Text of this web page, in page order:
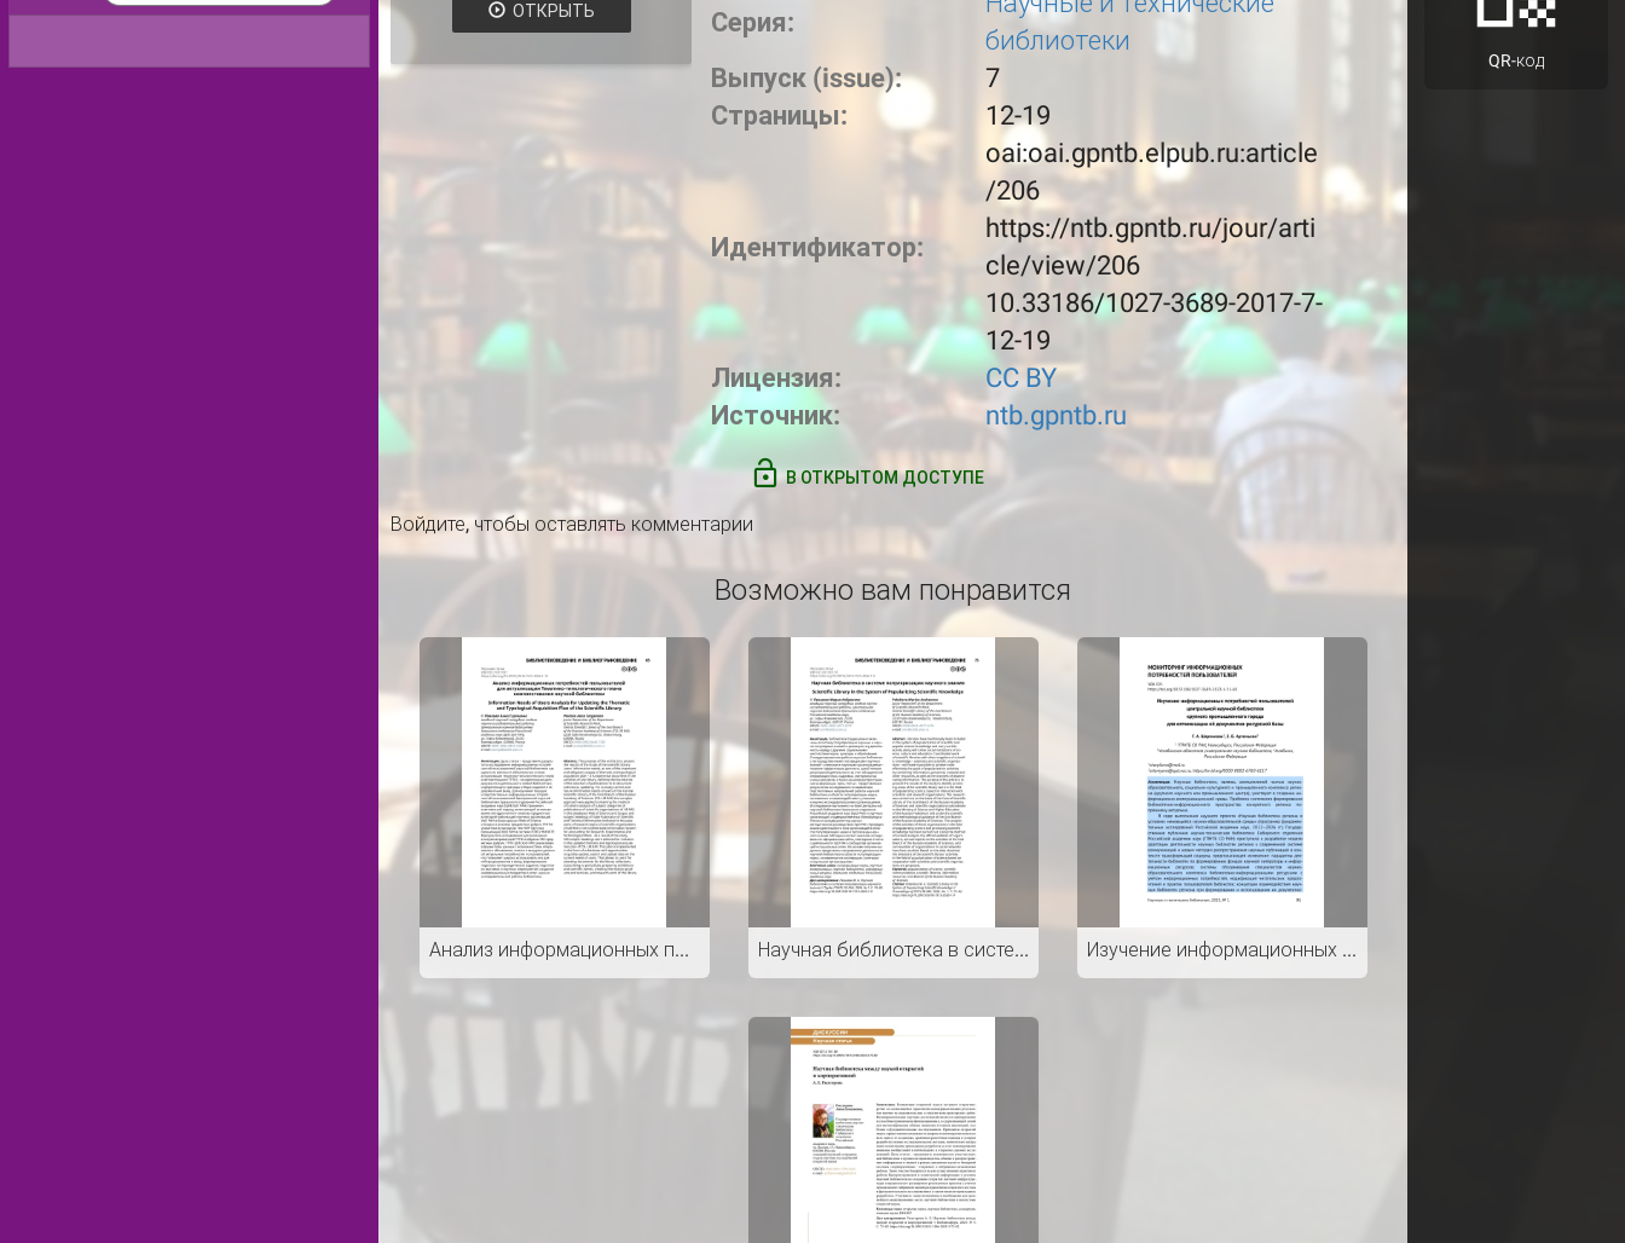
ОТКРЫТЬ
Серия:
библиотеки
Выпуск (issue):
7
Страницы:
12-19
Идентификатор:
oai:oai.gpntb.elpub.ru:article
/206
https://ntb.gpntb.ru/jour/arti
cle/view/206
10.33186/1027-3689-2017-7-
12-19
Лицензия:
CC BY
Источник:
ntb.gpntb.ru
В ОТКРЫТОМ ДОСТУПЕ
Войдите, чтобы оставлять комментарии
Возможно вам понравится
Анализ информационных потребностей пользователей для актуализации Тематико-типологического плана комплектования научной библиотеки Научная библиотека в системе популяризации научного знания Изучение информационных потребностей пользователей центральной научной библиотеки крупного промышленного города для оптимизации её документно-ресурсной базы
QR-код